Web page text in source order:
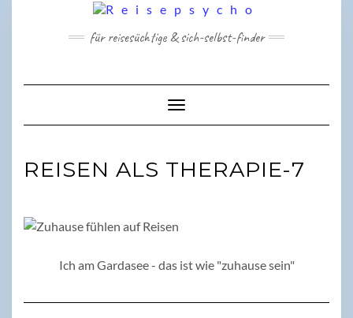
für reisesüchtige & sich-selbst-finder
Toggle Navigation
REISEN ALS THERAPIE-7
Ich am Gardasee - das ist wie "zuhause sein"